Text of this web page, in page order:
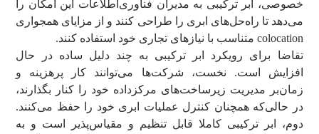
خصوصی، ابر ترکیبی به مدیران فناوری‌اطلاعات این امکان را
می‌دهد تا راه‌حل‌های ابری را طراحی کنند و از مزایای همجواری
colocation متناسب با نیازهای تجاری خود استفاده کنند.
تقاضا برای رویکرد ابر ترکیبی به چند دلیل ساده در حال
افزایش است. نخست، شرکت‌ها می‌توانند کار پرهزینه و
زمان‌بر مدیریت زیرساخت‌های مرکزداده خود را کنار بگذارند،
در حالی‌که همچنان کنترل عملیات ابری خود را حفظ می‌کنند.
دوم، ابر ترکیبی کاملا قابل تنظیم و مقیاس‌پذیر است و به